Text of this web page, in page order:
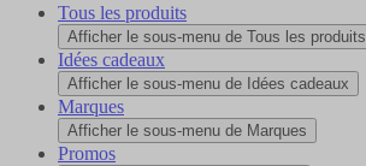
Tous les produits
Afficher le sous-menu de Tous les produits
Idées cadeaux
Afficher le sous-menu de Idées cadeaux
Marques
Afficher le sous-menu de Marques
Promos